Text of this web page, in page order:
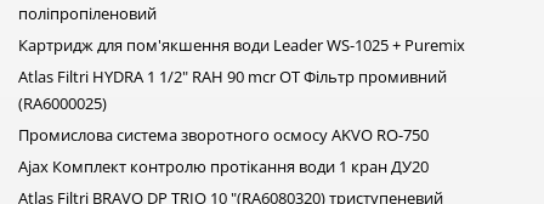
купити картридж до фільтру raifil
фільтруючий картридж наша вода
фірма роса картриджі фільтрів
аналіз води
поліпропіленовий
Картридж для пом'якшення води Leader WS-1025 + Puremix
Atlas Filtri HYDRA 1 1/2" RAH 90 mcr OT Фільтр промивний
(RA6000025)
Промислова система зворотного осмосу AKVO RO-750
Ajax Комплект контролю протікання води 1 кран ДУ20
Atlas Filtri BRAVO DP TRIO 10 "(RA6080320) триступеневий